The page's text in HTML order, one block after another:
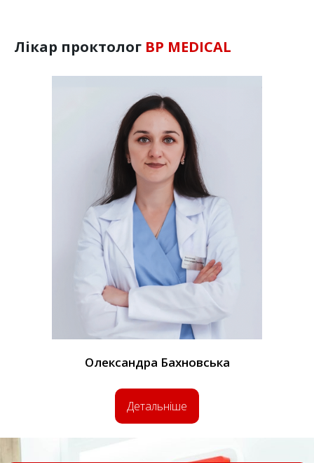
Лікар проктолог BP MEDICAL
Олександра Бахновська
Детальніше